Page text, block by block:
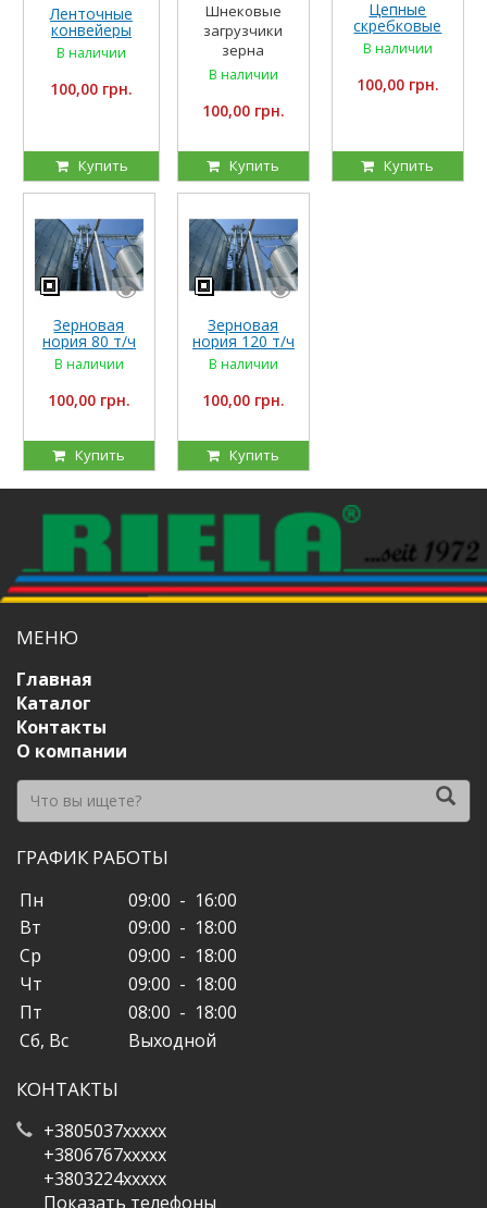
Ленточные
конвейеры
универсальные
В наличии
100,00 грн.
Купить
Шнековые
загрузчики
зерна
В наличии
100,00 грн.
Купить
Цепные
скребковые
транспортеры
В наличии
100,00 грн.
Купить
Зерновая
нория 80 т/ч
В наличии
100,00 грн.
Купить
Зерновая
нория 120 т/ч
В наличии
100,00 грн.
Купить
МЕНЮ
Главная
Каталог
Контакты
О компании
ГРАФИК РАБОТЫ
Пн
09:00 - 16:00
Вт
09:00 - 18:00
Ср
09:00 - 18:00
Чт
09:00 - 18:00
Пт
08:00 - 18:00
Сб, Вс
Выходной
КОНТАКТЫ
+3805037xxxxx
+3806767xxxxx
+3803224xxxxx
Показать телефоны